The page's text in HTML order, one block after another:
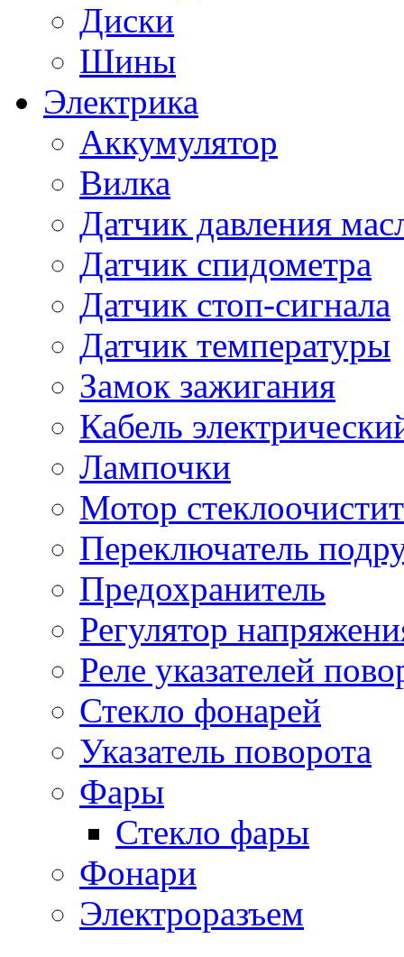
Диски
Шины
Электрика
Аккумулятор
Вилка
Датчик давления
Датчик спидометра
Датчик стоп-сигнала
Датчик температуры
Замок зажигания
Кабель
Лампочки
Мотор
Переключатель
Предохранитель
Регулятор
Реле указателей
Стекло фонарей
Указатель поворота
Фары
Стекло фары
Фонари
Электроразъем